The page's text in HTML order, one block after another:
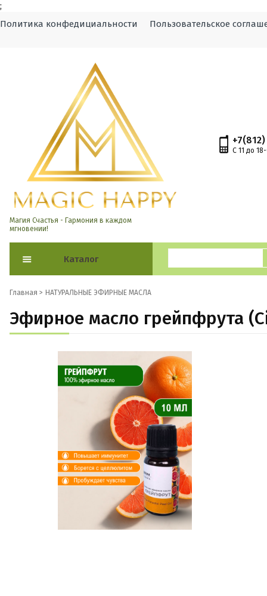
;
Политика конфедициальности
Пользовательское
Магия Счастья - Гармония в каждом
мгновении!
С 11 до
Каталог
Главная > НАТУРАЛЬНЫЕ ЭФИРНЫЕ МАСЛА
Эфирное масло грейпфрута